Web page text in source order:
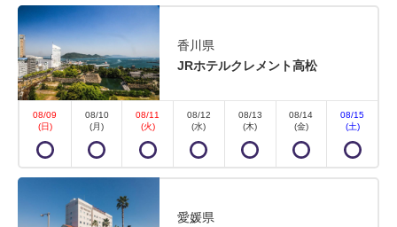
香川県
JRホテルクレメント高松
08/09
(日)
08/10
(月)
08/11
(火)
08/12
(水)
08/13
(木)
08/14
(金)
08/15
(土)
愛媛県